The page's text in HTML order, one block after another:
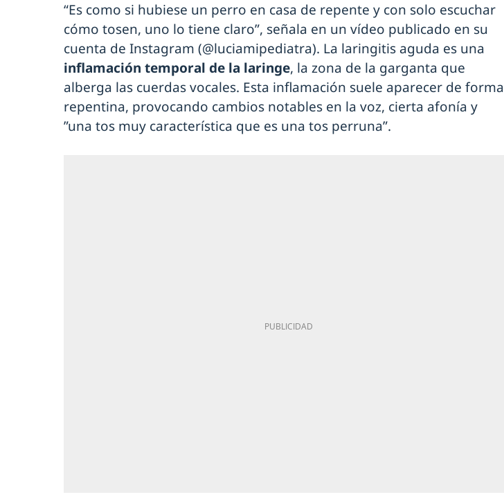
“Es como si hubiese un perro en casa de repente y con solo escuchar
cómo tosen, uno lo tiene claro”, señala en un vídeo publicado en su
cuenta de Instagram (@luciamipediatra). La laringitis aguda es una
inflamación temporal de la laringe, la zona de la garganta que
alberga las cuerdas vocales. Esta inflamación suele aparecer de forma
repentina, provocando cambios notables en la voz, cierta afonía y
”una tos muy característica que es una tos perruna”.